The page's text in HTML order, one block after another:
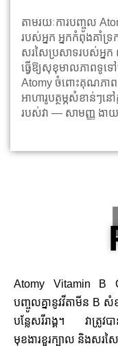
តាមរយៈការបញ្ចូល
របស់អ្នក អ្នកកំពុងគាំទ្រ
សរសៃប្រសាទរបស់អ្នក
ធ្វើឱ្យសុខុមាលភាពទូទៅ
Atomy ចំពោះគុណភាព
អាហារូបត្ថម្ភសំខាន់ៗន
របស់វា — សាមញ្ញ ងា
Atomy Vitamin B
បញ្ចូលគ្នានូវវីតាមីន B
បន្លែសរីរាង្គ។ វាត្រូវប
មុខងារខួរក្បាល និងសរស